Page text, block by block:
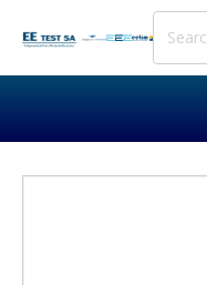
Search